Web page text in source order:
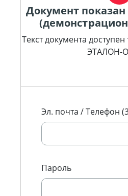
Документ
Текст документа
ЭТАЛОН-
Эл. почта / Телефон
Пароль